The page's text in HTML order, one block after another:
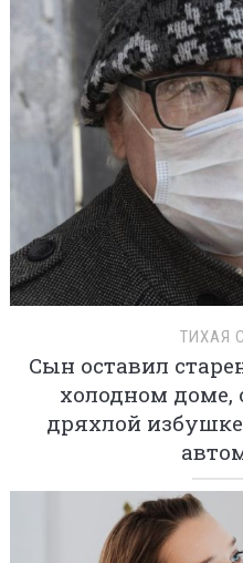
ТИХАЯ
Сын оставил
холодном
дряхлой